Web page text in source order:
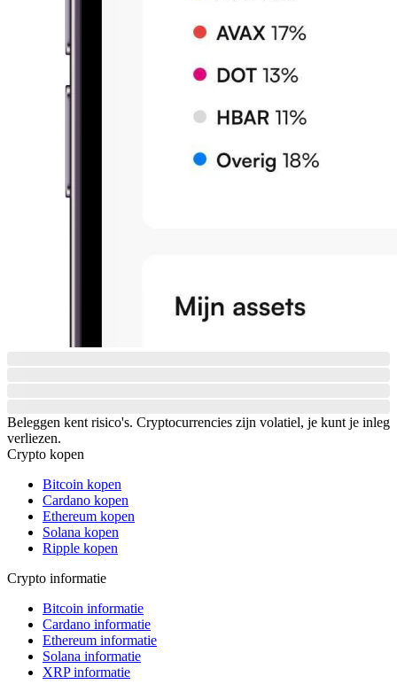
Beleggen kent risico's. Cryptocurrencies zijn volatiel, je kunt je inleg
verliezen.
Crypto kopen
Bitcoin kopen
Cardano kopen
Ethereum kopen
Solana kopen
Ripple kopen
Crypto informatie
Bitcoin informatie
Cardano informatie
Ethereum informatie
Solana informatie
XRP informatie